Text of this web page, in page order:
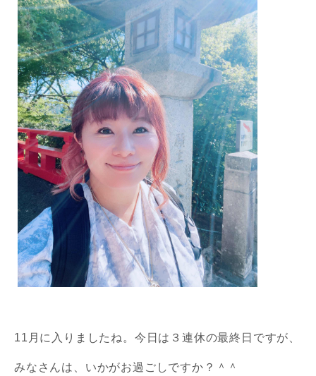
11月に入りましたね。今日は３連休の最終日ですが、
みなさんは、いかがお過ごしですか？＾＾